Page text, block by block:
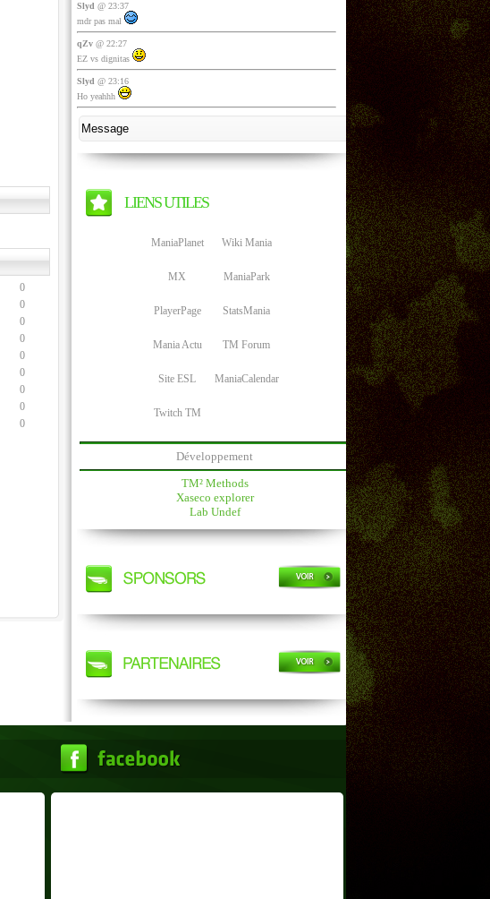
0
0
0
0
0
0
0
0
0
Slyd @ 23:37
mdr pas mal
qZv@ 22:27
EZ vs dignitas
Slyd @ 23:16
Ho yeahhh
LIENS UTILES
ManiaPlanet Wiki Mania
MX ManiaPark
PlayerPage StatsMania
Mania Actu TM Forum
Site ESL ManiaCalendar
Twitch TM
Développement
TM² Methods
Xaseco explorer
Lab Undef